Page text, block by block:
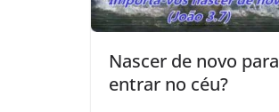
Nascer de novo para
entrar no céu?